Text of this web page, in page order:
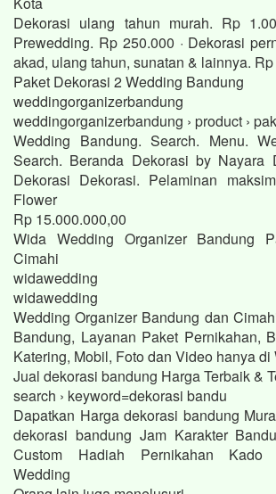
Dekorasi ulang tahun murah. Rp
Prewedding. Rp 250.000 · Dekorasi
akad, ulang tahun, sunatan & lainnya. Rp
Paket Dekorasi 2 Wedding Bandung
weddingorganizerbandung
weddingorganizerbandung › product › pak
Wedding Bandung. Search. Menu.
Search. Beranda Dekorasi by Nayara
Dekorasi Dekorasi. Pelaminan
Flower
Rp 15.000.000,00
Wida Wedding Organizer Bandung
Cimahi
widawedding
widawedding
Wedding Organizer Bandung dan
Bandung, Layanan Paket Pernikahan,
Katering, Mobil, Foto dan Video hanya di
Jual dekorasi bandung Harga Terbaik &
search › keyword=dekorasi bandu
Dapatkan Harga dekorasi bandung
dekorasi bandung Jam Karakter
Custom Hadiah Pernikahan Kado
Wedding